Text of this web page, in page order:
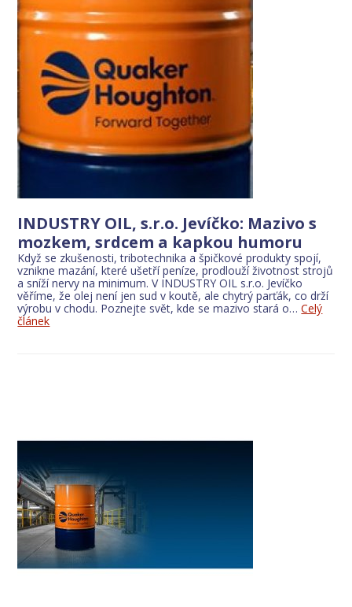
INDUSTRY OIL, s.r.o. Jevíčko: Mazivo s
mozkem, srdcem a kapkou humoru
Když se zkušenosti, tribotechnika a špičkové produkty spojí,
vznikne mazání, které ušetří peníze, prodlouží životnost strojů
a sníží nervy na minimum. V INDUSTRY OIL s.r.o. Jevíčko
věříme, že olej není jen sud v koutě, ale chytrý parťák, co drží
výrobu v chodu. Poznejte svět, kde se mazivo stará o…Celý
článek